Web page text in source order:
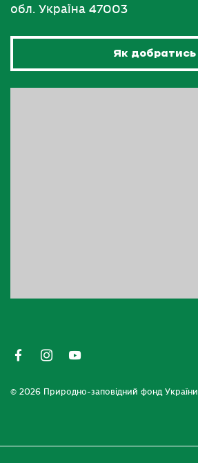
обл. Україна 47003
Як добратись
© 2026 Природно-заповідний фонд України